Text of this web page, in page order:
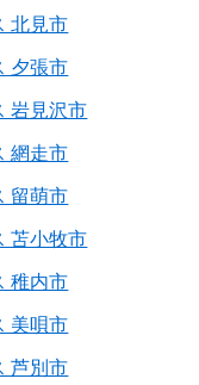
北見市
夕張市
岩見沢市
網走市
留萌市
苫小牧市
稚内市
美唄市
芦別市